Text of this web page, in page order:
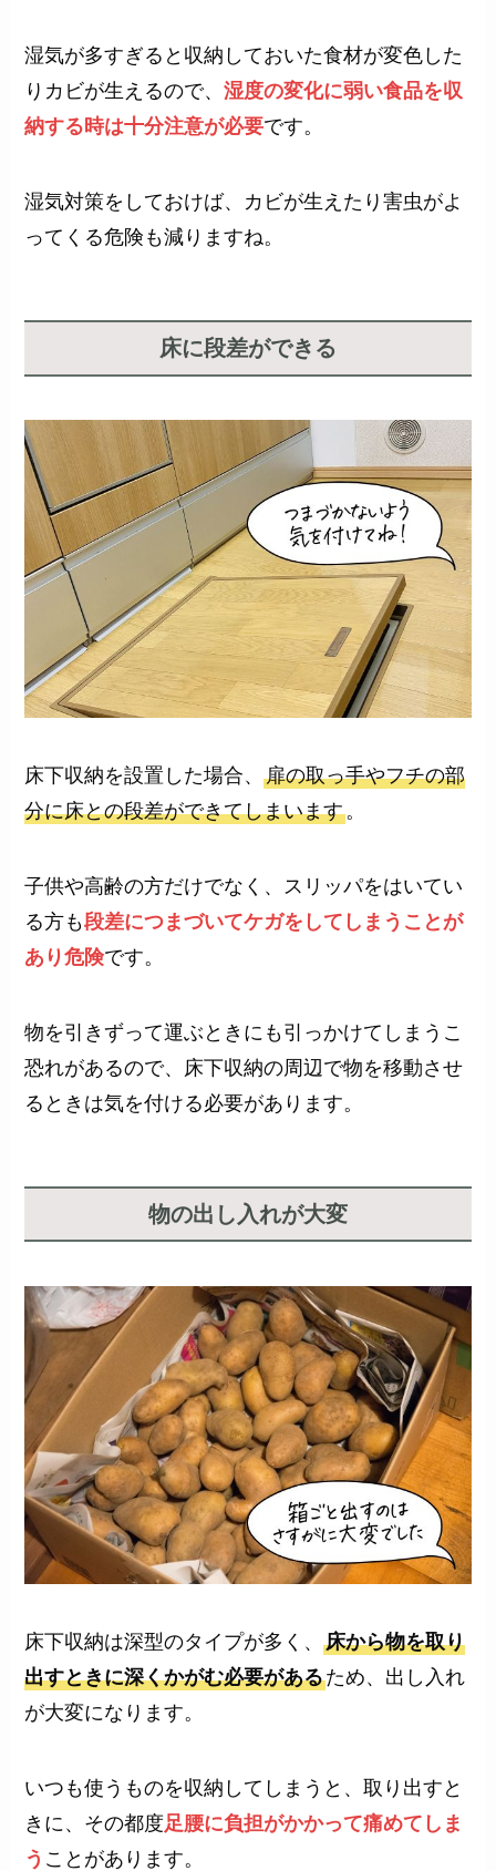
湿気が多すぎると収納しておいた食材が変色した
りカビが生えるので、湿度の変化に弱い食品を収
納する時は十分注意が必要です。
湿気対策をしておけば、カビが生えたり害虫がよ
ってくる危険も減りますね。
床に段差ができる
床下収納を設置した場合、扉の取っ手やフチの部
分に床との段差ができてしまいます。
子供や高齢の方だけでなく、スリッパをはいてい
る方も段差につまづいてケガをしてしまうことが
あり危険です。
物を引きずって運ぶときにも引っかけてしまうこ
恐れがあるので、床下収納の周辺で物を移動させ
るときは気を付ける必要があります。
物の出し入れが大変
床下収納は深型のタイプが多く、床から物を取り
出すときに深くかがむ必要があるため、出し入れ
が大変になります。
いつも使うものを収納してしまうと、取り出すと
きに、その都度足腰に負担がかかって痛めてしま
う ことがあります。